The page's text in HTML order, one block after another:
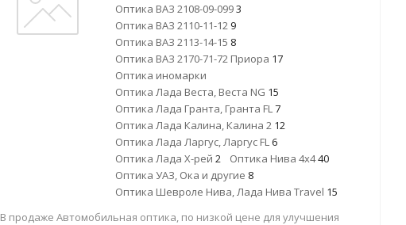
Оптика ВАЗ 2108-09-0993
Оптика ВАЗ 2110-11-12 9
Оптика ВАЗ 2113-14-15 8
Оптика ВАЗ 2170-71-72 Приора 17
Оптика иномарки
Оптика Лада Веста, Веста NG 15
Оптика Лада Гранта, Гранта FL7
Оптика Лада Калина, Калина 2 12
Оптика Лада Ларгус, Ларгус FL 6
Оптика Лада Х-рей 2 Оптика Нива 4х440
Оптика УАЗ, Ока и другие 8
Оптика Шевроле Нива, Лада Нива Travel 15
В продаже Автомобильная оптика, по низкой цене для улучшения